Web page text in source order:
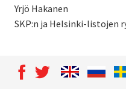
Yrjö Hakanen
SKP:n ja Helsinki-listojen